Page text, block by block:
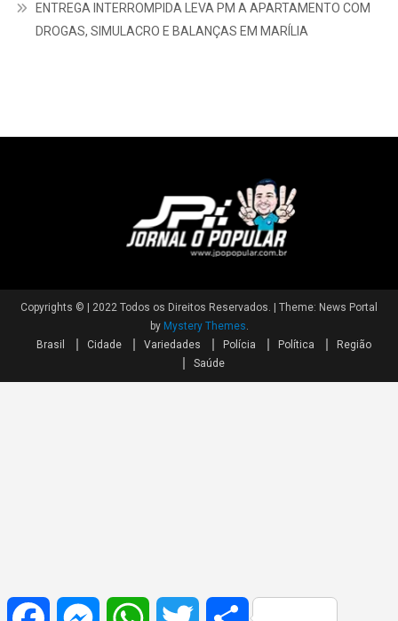
ENTREGA INTERROMPIDA LEVA PM A APARTAMENTO COM
DROGAS, SIMULACRO E BALANÇAS EM MARÍLIA
Copyrights © | 2022 Todos os Direitos Reservados.
Theme: News Portal
by Mystery Themes.
Brasil
Cidade Variedades Polícia Política
Região
Saúde
Facebook MessengerWhatsAppTwitter Share